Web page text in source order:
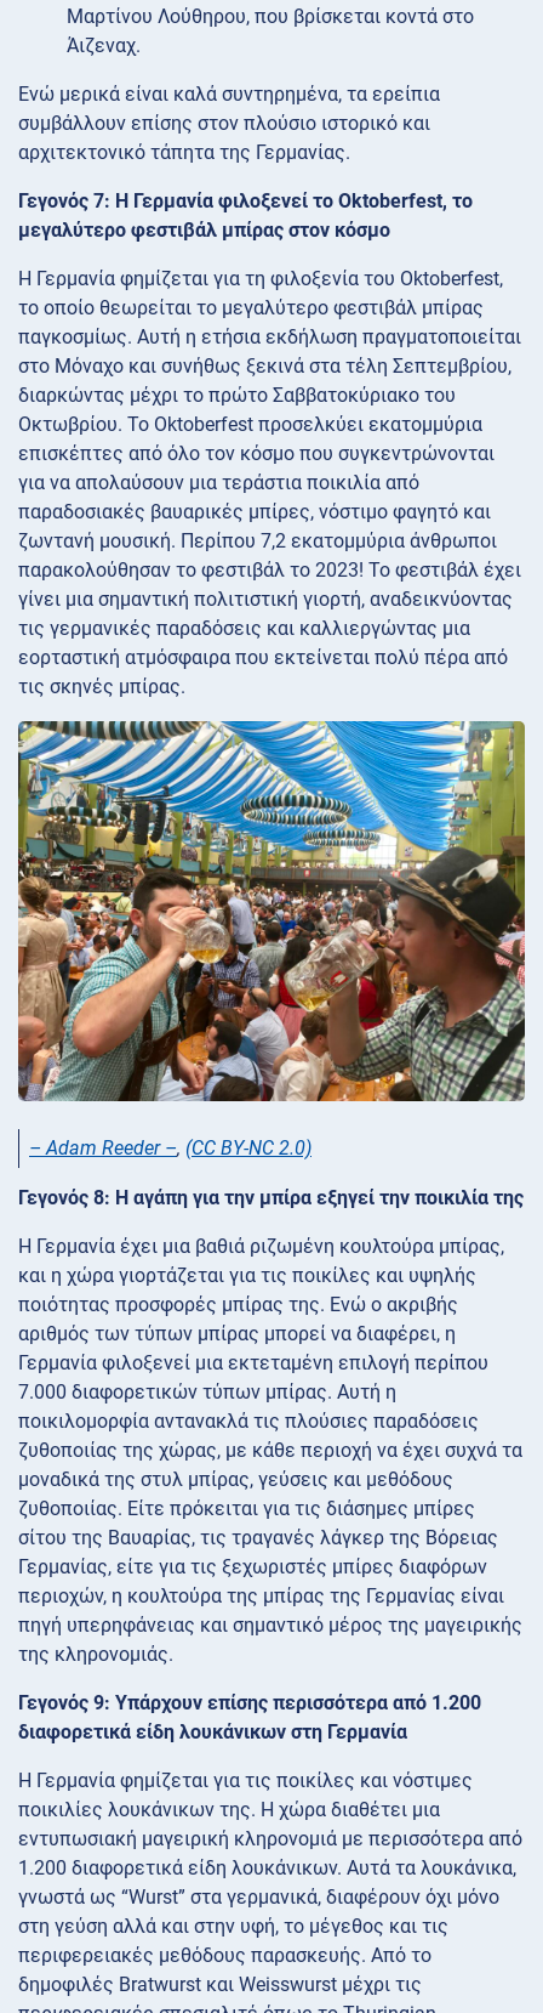
Μαρτίνου Λούθηρου, που βρίσκεται κοντά στο
Άιζεναχ.
Ενώ μερικά είναι καλά συντηρημένα, τα ερείπια
συμβάλλουν επίσης στον πλούσιο ιστορικό και
αρχιτεκτονικό τάπητα της Γερμανίας.
Γεγονός 7: Η Γερμανία φιλοξενεί το Oktoberfest, το
μεγαλύτερο φεστιβάλ μπίρας στον κόσμο
Η Γερμανία φημίζεται για τη φιλοξενία του Oktoberfest,
το οποίο θεωρείται το μεγαλύτερο φεστιβάλ μπίρας
παγκοσμίως. Αυτή η ετήσια εκδήλωση πραγματοποιείται
στο Μόναχο και συνήθως ξεκινά στα τέλη Σεπτεμβρίου,
διαρκώντας μέχρι το πρώτο Σαββατοκύριακο του
Οκτωβρίου. Το Oktoberfest προσελκύει εκατομμύρια
επισκέπτες από όλο τον κόσμο που συγκεντρώνονται
για να απολαύσουν μια τεράστια ποικιλία από
παραδοσιακές βαυαρικές μπίρες, νόστιμο φαγητό και
ζωντανή μουσική. Περίπου 7,2 εκατομμύρια άνθρωποι
παρακολούθησαν το φεστιβάλ το 2023! Το φεστιβάλ έχει
γίνει μια σημαντική πολιτιστική γιορτή, αναδεικνύοντας
τις γερμανικές παραδόσεις και καλλιεργώντας μια
εορταστική ατμόσφαιρα που εκτείνεται πολύ πέρα από
τις σκηνές μπίρας.
– Adam Reeder –, (CC BY-NC 2.0)
Γεγονός 8: Η αγάπη για την μπίρα εξηγεί την ποικιλία της
Η Γερμανία έχει μια βαθιά ριζωμένη κουλτούρα μπίρας,
και η χώρα γιορτάζεται για τις ποικίλες και υψηλής
ποιότητας προσφορές μπίρας της. Ενώ ο ακριβής
αριθμός των τύπων μπίρας μπορεί να διαφέρει, η
Γερμανία φιλοξενεί μια εκτεταμένη επιλογή περίπου
7.000 διαφορετικών τύπων μπίρας. Αυτή η
ποικιλομορφία αντανακλά τις πλούσιες παραδόσεις
ζυθοποιίας της χώρας, με κάθε περιοχή να έχει συχνά τα
μοναδικά της στυλ μπίρας, γεύσεις και μεθόδους
ζυθοποιίας. Είτε πρόκειται για τις διάσημες μπίρες
σίτου της Βαυαρίας, τις τραγανές λάγκερ της Βόρειας
Γερμανίας, είτε για τις ξεχωριστές μπίρες διαφόρων
περιοχών, η κουλτούρα της μπίρας της Γερμανίας είναι
πηγή υπερηφάνειας και σημαντικό μέρος της μαγειρικής
της κληρονομιάς.
Γεγονός 9: Υπάρχουν επίσης περισσότερα από 1.200
διαφορετικά είδη λουκάνικων στη Γερμανία
Η Γερμανία φημίζεται για τις ποικίλες και νόστιμες
ποικιλίες λουκάνικων της. Η χώρα διαθέτει μια
εντυπωσιακή μαγειρική κληρονομιά με περισσότερα από
1.200 διαφορετικά είδη λουκάνικων. Αυτά τα λουκάνικα,
γνωστά ως “Wurst” στα γερμανικά, διαφέρουν όχι μόνο
στη γεύση αλλά και στην υφή, το μέγεθος και τις
περιφερειακές μεθόδους παρασκευής. Από το
δημοφιλές Bratwurst και Weisswurst μέχρι τις